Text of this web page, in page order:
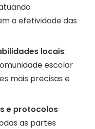
a efetividade das
locais:
escolar
mais precisas e
e protocolos
as partes